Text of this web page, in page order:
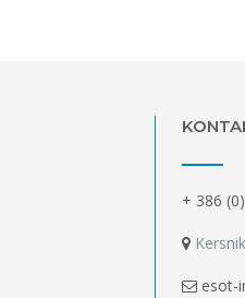
+ 386
esot-